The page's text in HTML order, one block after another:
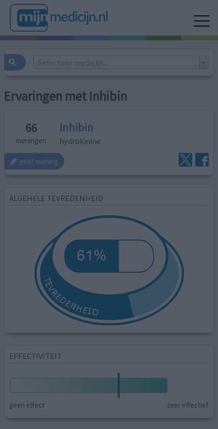
Selecteer medicijn...
Ervaringen met Inhibin
66
meningen
Inhibin
hydrokinine
geef mening
ALGEHELE TEVREDENHEID
EFFECTIVITEIT
geen effect zeer effectief